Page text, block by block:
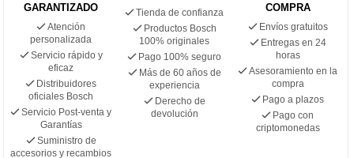
GARANTIZADO
Atención
personalizada
Servicio rápido y
eficaz
Distribuidores
oficiales Bosch
Servicio Post-venta y
Garantías
Suministro de
accesorios y recambios
Tienda de confianza
Productos Bosch
100% originales
Pago 100% seguro
Más de 60 años de
experiencia
Derecho de
devolución
COMPRA
Envíos gratuitos
Entregas en 24
horas
Asesoramiento en la
compra
Pago a plazos
Pago con
criptomonedas